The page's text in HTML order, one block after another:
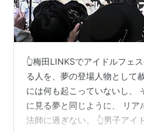
👆梅田LINKSでアイドルフェ
る人を、夢の登場人物として
には何も起こっていないし、
に見る夢と同じように、 リ
法師に過ぎない。 👆男子アイ